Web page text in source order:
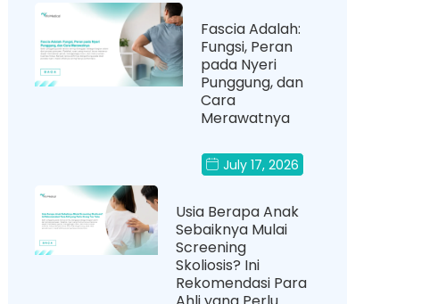
Fascia Adalah:
Fungsi, Peran
pada Nyeri
Punggung, dan
Cara
Merawatnya
July 17, 2026
Usia Berapa Anak
Sebaiknya Mulai
Screening
Skoliosis? Ini
Rekomendasi Para